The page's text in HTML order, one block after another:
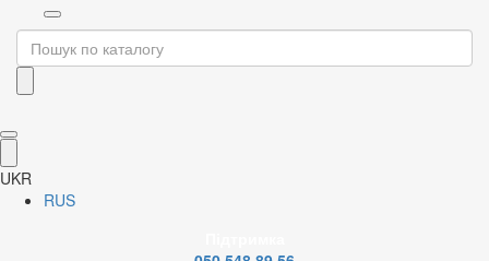
UKR
RUS
Home Насосна техніка